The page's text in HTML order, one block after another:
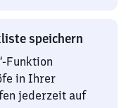
speichern
Funktion
in Ihrer
jederzeit auf